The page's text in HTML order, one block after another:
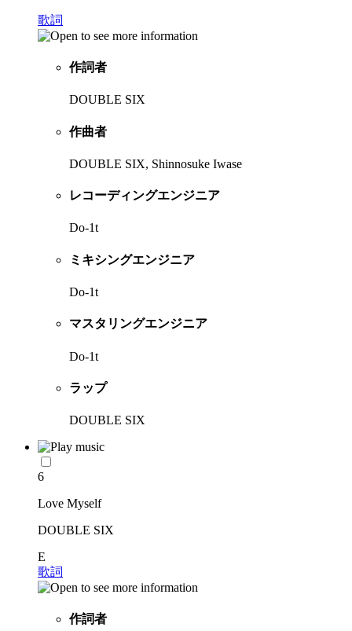
歌詞
作詞者
DOUBLE SIX
作曲者
DOUBLE SIX, Shinnosuke Iwase
レコーディングエンジニア
Do-1t
ミキシングエンジニア
Do-1t
マスタリングエンジニア
Do-1t
ラップ
DOUBLE SIX
6
Love Myself
DOUBLE SIX
E
歌詞
作詞者